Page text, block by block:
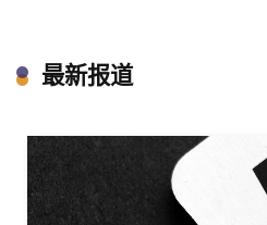
最新报道